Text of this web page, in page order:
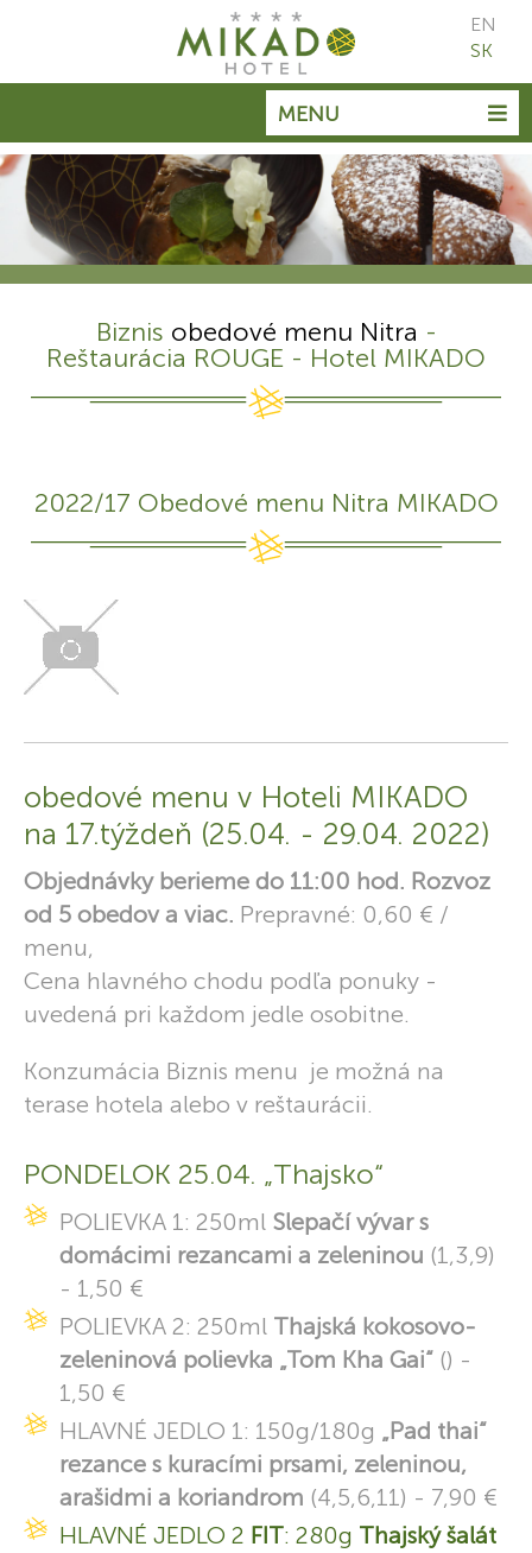
MENU
EN
SK
Biznis obedové menu Nitra -
Reštaurácia ROUGE - Hotel MIKADO
2022/17 Obedové menu Nitra MIKADO
obedové menu v Hoteli MIKADO
na 17.týždeň (25.04. - 29.04. 2022)
Objednávky berieme do 11:00 hod. Rozvoz
od 5 obedov a viac. Prepravné: 0,60 € /
menu,
Cena hlavného chodu podľa ponuky -
uvedená pri každom jedle osobitne.
Konzumácia Biznis menu je možná na
terase hotela alebo v reštaurácii.
PONDELOK 25.04. „Thajsko“
POLIEVKA 1: 250ml Slepačí vývar s
domácimi rezancami a zeleninou (1,3,9)
- 1,50 €
POLIEVKA 2: 250ml Thajská kokosovo-
zeleninová polievka „Tom Kha Gai“ () -
1,50 €
HLAVNÉ JEDLO 1: 150g/180g „Pad thai“
rezance s kuracími prsami, zeleninou,
arašidmi a koriandrom (4,5,6,11) - 7,90 €
HLAVNÉ JEDLO 2 FIT: 280g Thajský šalát